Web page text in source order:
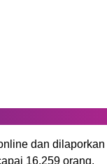
dan dilaporkan
16.259 orang.